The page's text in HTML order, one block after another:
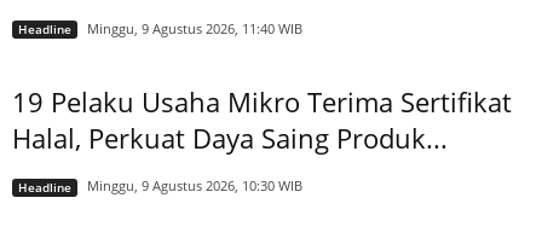
Headline Minggu, 9 Agustus 2026, 11:40 WIB
19 Pelaku Usaha Mikro Terima Sertifikat
Halal, Perkuat Daya Saing Produk...
Headline Minggu, 9 Agustus 2026, 10:30 WIB